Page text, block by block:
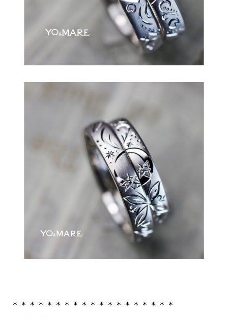
＊＊＊＊＊＊＊＊＊＊＊＊＊＊＊＊＊＊＊